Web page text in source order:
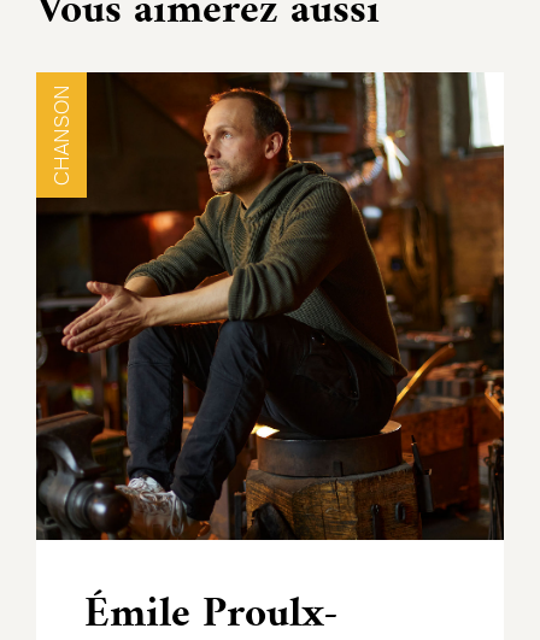
Vous aimerez aussi
CHANSON
Émile Proulx-